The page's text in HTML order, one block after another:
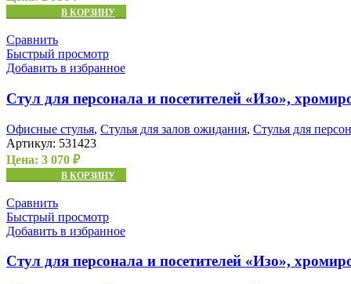
В КОРЗИНУ
Сравнить
Быстрый просмотр
Добавить в избранное
Стул для персонала и посетителей «Изо»,
Офисные стулья, Стулья для залов ожидания, Стулья для
Артикул: 531423
Цена: 3 070 ₽
В КОРЗИНУ
Сравнить
Быстрый просмотр
Добавить в избранное
Стул для персонала и посетителей «Изо»,